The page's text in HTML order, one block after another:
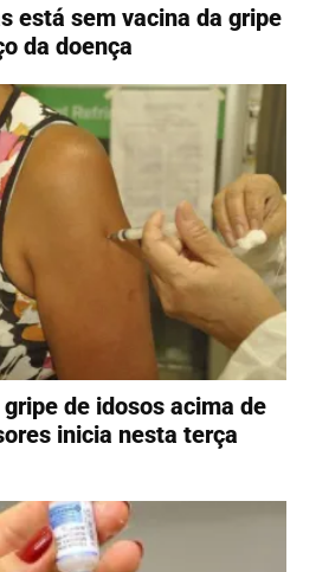
está sem vacina da gripe
da doença
de idosos acima de
inicia nesta terça